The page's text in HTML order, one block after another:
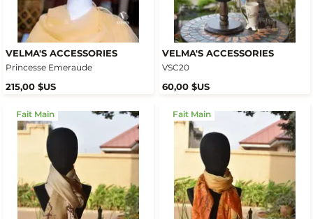
VELMA'S ACCESSORIES
Princesse Emeraude
215,00 $US
VELMA'S ACCESSORIES
VSC20
60,00 $US
Fait Main Fait Main